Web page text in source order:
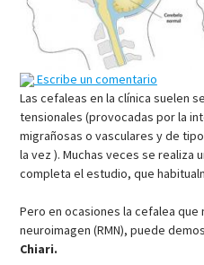
Escribe un comentario
Las cefaleas en la clínica suelen
tensionales (provocadas por la
migrañosas o vasculares y de
la vez ). Muchas veces se realiza
completa el estudio, que
Pero en ocasiones la cefalea que
neuroimagen (RMN), puede
Chiari.